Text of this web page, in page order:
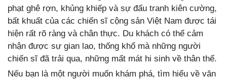
phạt ghê rợn, khủng khiếp và sự đấu tranh kiên cường,
bất khuất của các chiến sĩ cộng sản Việt Nam được tái
hiện rất rõ ràng và chân thực. Du khách có thể cảm
nhận được sự gian lao, thống khổ mà những người
chiến sĩ đã trải qua, những mất mát hi sinh về thân thể.
Nếu bạn là một người muốn khám phá, tìm hiểu về văn